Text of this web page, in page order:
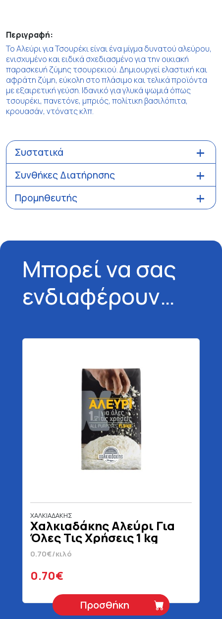
Περιγραφή:
Το Αλεύρι για Τσουρέκι είναι ένα μίγμα δυνατού αλεύρου,
ενισχυμένο και ειδικά σχεδιασμένο για την οικιακή
παρασκευή ζύμης τσουρεκιού. Δημιουργεί ελαστική και
αφράτη ζύμη, εύκολη στο πλάσιμο και τελικά προϊόντα
με εξαιρετική γεύση. Ιδανικό για γλυκά ψωμιά όπως
τσουρέκι, πανετόνε, μπριός, πολίτικη βασιλόπιτα,
κρουασάν, ντόνατς κλπ.
Συστατικά
Συνθήκες Διατήρησης
Προμηθευτής
Μπορεί να σας
ενδιαφέρουν…
ΧΑΛΚΙΑΔΑΚΗΣ
Χαλκιαδάκης Αλεύρι Για
Όλες Τις Χρήσεις 1 kg
0.70€/κιλό
0.70€
Προσθήκη